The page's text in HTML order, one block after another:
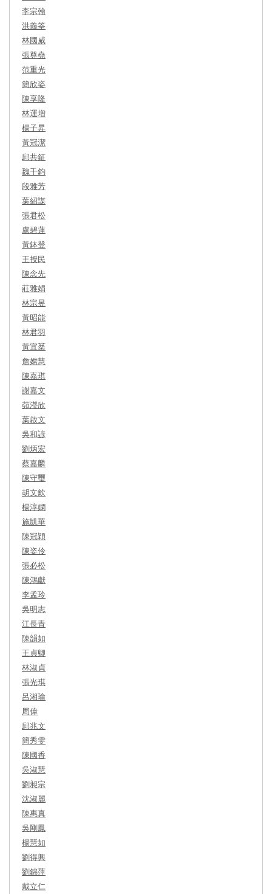
李宗翰
洪義筌
林國威
張尊堯
范重光
簡欣姿
陳享隆
林運增
楊子昇
黃冠潔
邱共鉦
魏千鈞
段雅芳
葉紹謀
張君松
盧碧蓮
黃鉢登
王授民
陳念先
莊雅娟
林宗昱
黃昭能
林君羽
黃宜棻
詹嫦慧
陳嘉琪
謝嘉文
茆瀅欣
葉啟文
吳和諺
劉炳宏
蔡嘉麟
陳守璽
胡文欽
楊淳嫻
施凱華
陳冠穎
陳姿伶
張必松
陳鴻獻
李孟玲
吳明志
江長青
陳韻如
王貞卿
林淑貞
張光琪
呂湘瑜
周偉
邱兆文
簡秀雯
陳國香
吳淑慧
劉昶宗
沈淑麗
陳惠真
吳剛鳳
楊慧如
劉得興
劉錦萍
戴立仁